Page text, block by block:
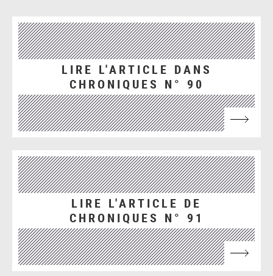
LIRE L'ARTICLE DANS
CHRONIQUES N° 90
LIRE L'ARTICLE DE
CHRONIQUES N° 91